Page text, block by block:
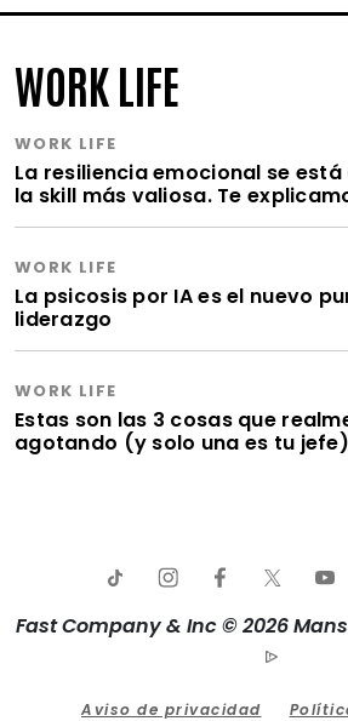
WORK LIFE
WORK LIFE
La resiliencia emocional se
la skill más valiosa. Te
WORK LIFE
La psicosis por IA es el nuevo
liderazgo
WORK LIFE
Estas son las 3 cosas que
agotando (y solo una es tu jefe)
Fast Company & Inc © 2026
Aviso de privacidad